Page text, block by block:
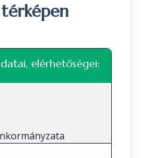
elérhetőségei: